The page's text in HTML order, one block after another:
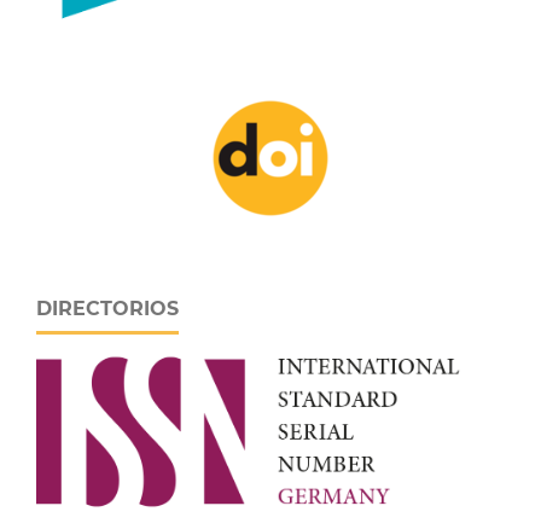
DIRECTORIOS